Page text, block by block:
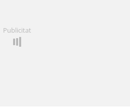
Publicitat